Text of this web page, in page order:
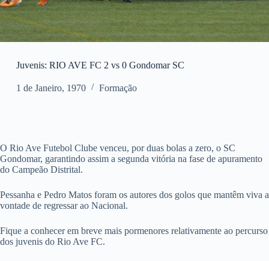
Juvenis: RIO AVE FC 2 vs 0 Gondomar SC
1 de Janeiro, 1970 Formação
O Rio Ave Futebol Clube venceu, por duas bolas a zero, o SC
Gondomar, garantindo assim a segunda vitória na fase de apuramento
do Campeão Distrital.
Pessanha e Pedro Matos foram os autores dos golos que mantêm viva a
vontade de regressar ao Nacional.
Fique a conhecer em breve mais pormenores relativamente ao percurso
dos juvenis do Rio Ave FC.